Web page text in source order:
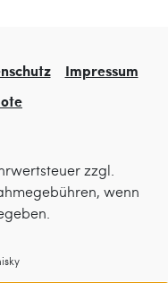
Impressum
zzgl.
wenn